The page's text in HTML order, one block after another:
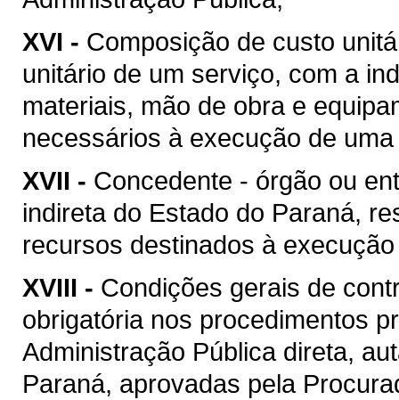
XVI - Composição de custo
unitário de um serviço, com a
materiais, mão de obra e
necessários à execução de
XVII - Concedente - órgão ou
indireta do Estado do Paraná,
recursos destinados à
XVIII - Condições gerais de
obrigatória nos procedimentos
Administração Pública direta,
Paraná, aprovadas pela